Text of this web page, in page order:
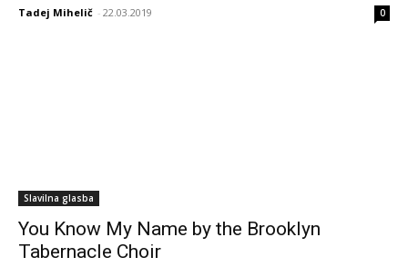
Tadej Mihelič - 22.03.2019 0
Slavilna glasba
You Know My Name by the Brooklyn
Tabernacle Choir